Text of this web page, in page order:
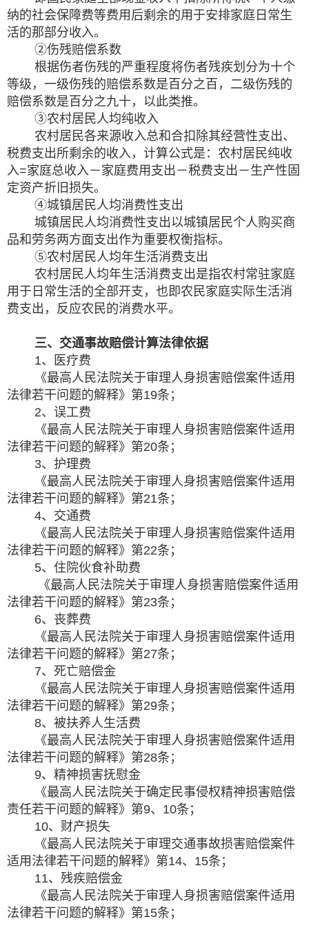
纳的社会保障费等费用后剩余的用于安排家庭日常生
活的那部分收入。
②伤残赔偿系数
根据伤者伤残的严重程度将伤者残疾划分为十个
等级，一级伤残的赔偿系数是百分之百，二级伤残的
赔偿系数是百分之九十，以此类推。
③农村居民人均纯收入
农村居民各来源收入总和合扣除其经营性支出、
税费支出所剩余的收入，计算公式是：农村居民纯收
入=家庭总收入－家庭费用支出－税费支出－生产性固
定资产折旧损失。
④城镇居民人均消费性支出
城镇居民人均消费性支出以城镇居民个人购买商
品和劳务两方面支出作为重要权衡指标。
⑤农村居民人均年生活消费支出
农村居民人均年生活消费支出是指农村常驻家庭
用于日常生活的全部开支，也即农民家庭实际生活消
费支出，反应农民的消费水平。
三、交通事故赔偿计算法律依据
1、医疗费
《最高人民法院关于审理人身损害赔偿案件适用
法律若干问题的解释》第19条；
2、误工费
《最高人民法院关于审理人身损害赔偿案件适用
法律若干问题的解释》第20条；
3、护理费
《最高人民法院关于审理人身损害赔偿案件适用
法律若干问题的解释》第21条；
4、交通费
《最高人民法院关于审理人身损害赔偿案件适用
法律若干问题的解释》第22条；
5、住院伙食补助费
《最高人民法院关于审理人身损害赔偿案件适用
法律若干问题的解释》第23条；
6、丧葬费
《最高人民法院关于审理人身损害赔偿案件适用
法律若干问题的解释》第27条；
7、死亡赔偿金
《最高人民法院关于审理人身损害赔偿案件适用
法律若干问题的解释》第29条；
8、被扶养人生活费
《最高人民法院关于审理人身损害赔偿案件适用
法律若干问题的解释》第28条；
9、精神损害抚慰金
《最高人民法院关于确定民事侵权精神损害赔偿
责任若干问题的解释》第9、10条；
10、财产损失
《最高人民法院关于审理交通事故损害赔偿案件
适用法律若干问题的解释》第14、15条；
11、残疾赔偿金
《最高人民法院关于审理人身损害赔偿案件适用
法律若干问题的解释》第15条；